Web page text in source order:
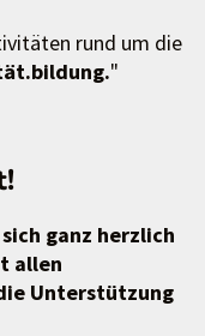
rund um die
"
ganz herzlich
allen
Unterstützung